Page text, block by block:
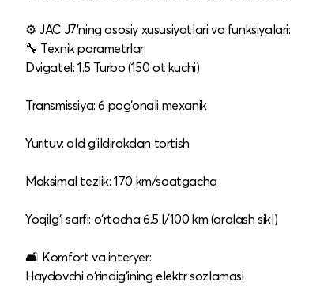
⚙️ JAC J7’ning asosiy xususiyatlari va funksiyalari:
🔧 Texnik parametrlar:
Dvigatel: 1.5 Turbo (150 ot kuchi)
Transmissiya: 6 pog‘onali mexanik
Yurituv: old g‘ildirakdan tortish
Maksimal tezlik: 170 km/soatgacha
Yoqilg‘i sarfi: o‘rtacha 6.5 l/100 km (aralash sikl)
🛋 Komfort va interyer:
Haydovchi o‘rindig‘ining elektr sozlamasi